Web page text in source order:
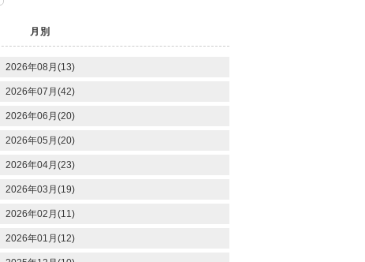
月別
2026年08月(13)
2026年07月(42)
2026年06月(20)
2026年05月(20)
2026年04月(23)
2026年03月(19)
2026年02月(11)
2026年01月(12)